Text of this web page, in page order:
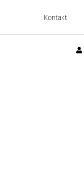
Kontakt